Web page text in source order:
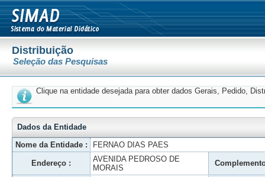
Distribuição
Seleção das Pesquisas
Clique na entidade desejada para obter dados Gerais, Pedido,
Dados da Entidade
Nome da Entidade :
FERNAO DIAS PAES
Endereço :
AVENIDA PEDROSO DE
MORAIS